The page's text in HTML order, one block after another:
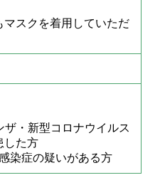
マスクを着用していただ
・新型コロナウイルス
した方
染症の疑いがある方